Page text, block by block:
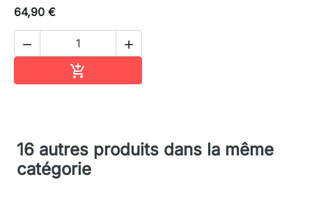
64,90 €
 

16 autres produits dans la même
catégorie